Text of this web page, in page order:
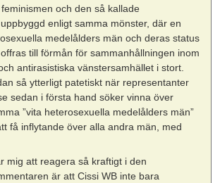
och den så kallade
enligt samma mönster, där en
medelålders män och deras status
till förmån för sammanhållningen inom
antirasistiska vänstersamhället i stort.
så ytterligt patetiskt när representanter
sedan i första hand söker vinna över
”vita heterosexuella medelålders män”
få inflytande över alla andra män, med
mig att reagera så kraftigt i den
är att Cissi WB inte bara